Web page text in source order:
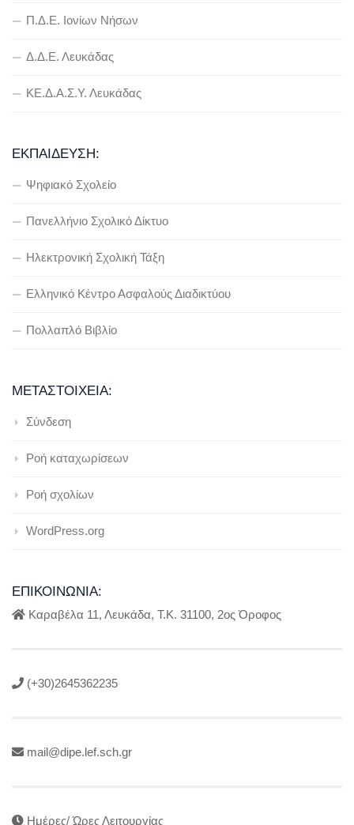
Π.Δ.Ε. Ιονίων Νήσων
Δ.Δ.Ε. Λευκάδας
ΚΕ.Δ.Α.Σ.Υ. Λευκάδας
ΕΚΠΑΊΔΕΥΣΗ:
Ψηφιακό Σχολείο
Πανελλήνιο Σχολικό Δίκτυο
Ηλεκτρονική Σχολική Τάξη
Ελληνικό Κέντρο Ασφαλούς Διαδικτύου
Πολλαπλό Βιβλίο
ΜΕΤΑΣΤΟΙΧΕΊΑ:
Σύνδεση
Ροή καταχωρίσεων
Ροή σχολίων
WordPress.org
ΕΠΙΚΟΙΝΩΝΊΑ:
Καραβέλα 11, Λευκάδα, Τ.Κ. 31100, 2ος Όροφος
(+30)2645362235
mail@dipe.lef.sch.gr
Ημέρες/ Ώρες Λειτουργίας